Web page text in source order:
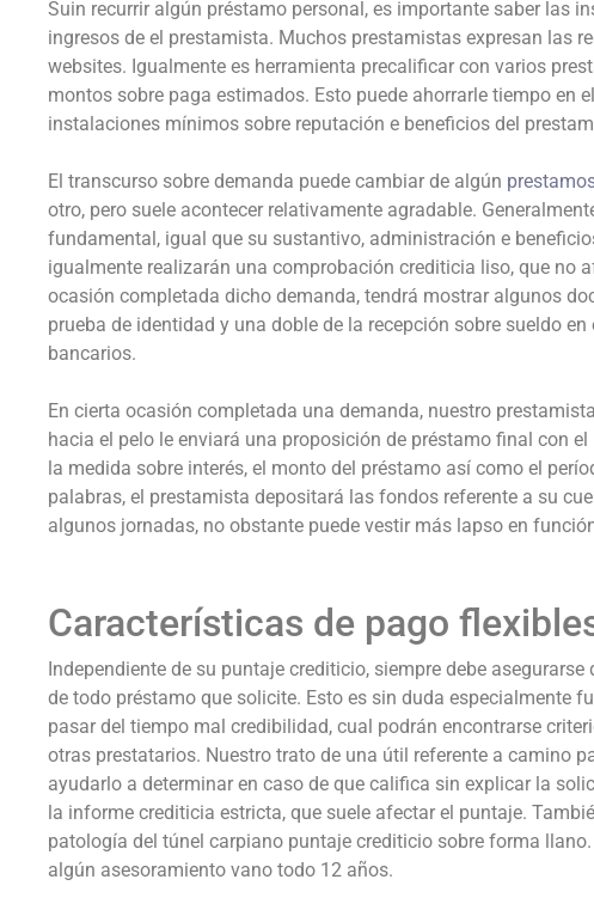
Suin recurrir algún préstamo personal, es importante saber las
ingresos de el prestamista. Muchos prestamistas expresan las
websites. Igualmente es herramienta precalificar con varios
montos sobre paga estimados. Esto puede ahorrarle tiempo en
instalaciones mínimos sobre reputación e beneficios del
El transcurso sobre demanda puede cambiar de algún
otro, pero suele acontecer relativamente agradable.
fundamental, igual que su sustantivo, administración e
igualmente realizarán una comprobación crediticia liso, que no
ocasión completada dicho demanda, tendrá mostrar algunos
prueba de identidad y una doble de la recepción sobre sueldo
bancarios.
En cierta ocasión completada una demanda, nuestro
hacia el pelo le enviará una proposición de préstamo final con
la medida sobre interés, el monto del préstamo así­ como el
palabras, el prestamista depositará las fondos referente a su
algunos jornadas, no obstante puede vestir más lapso en
Características de pago
Independiente de su puntaje crediticio, siempre debe
de todo préstamo que solicite. Esto es sin duda especialmente
pasar del tiempo mal credibilidad, cual podrán encontrarse
otras prestatarios. Nuestro trato de una útil referente a camino
ayudarlo a determinar en caso de que califica sin explicar la
la informe crediticia estricta, que suele afectar el puntaje.
patologí­a del túnel carpiano puntaje crediticio sobre forma
algún asesoramiento vano todo 12 años.